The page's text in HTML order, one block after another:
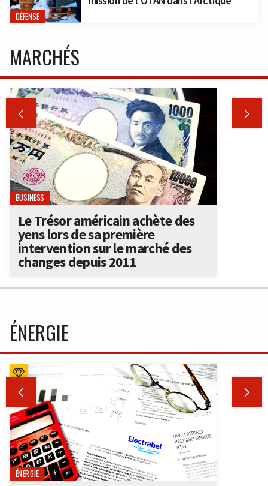
DÉFENSE
MARCHÉS
 
BUSINESS
Le Trésor américain achète des
yens lors de sa première
intervention sur le marché des
changes depuis 2011
ÉNERGIE
 
ÉNERGIE